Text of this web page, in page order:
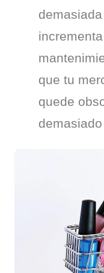
que tu
quede